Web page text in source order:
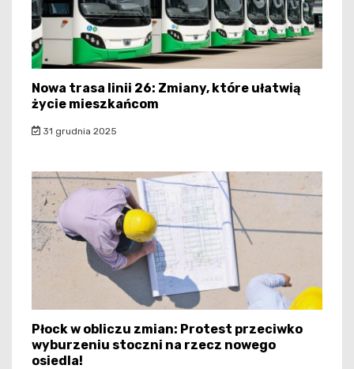
Nowa trasa linii 26: Zmiany, które ułatwią
życie mieszkańcom
31 grudnia 2025
Płock w obliczu zmian: Protest przeciwko
wyburzeniu stoczni na rzecz nowego
osiedla!